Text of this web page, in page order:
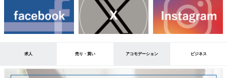
求人 売り・買い アコモデーション ビジネス